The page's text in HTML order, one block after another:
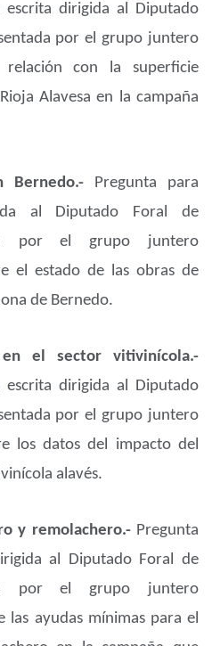
escrita dirigida al Diputado
por el grupo juntero
relación con la superficie
Alavesa en la campaña
Bernedo.- Pregunta para
al Diputado Foral de
por el grupo juntero
el estado de las obras de
de Bernedo.
el sector vitivinícola.-
escrita dirigida al Diputado
por el grupo juntero
los datos del impacto del
alavés.
y remolachero.- Pregunta
al Diputado Foral de
por el grupo juntero
las ayudas mínimas para el